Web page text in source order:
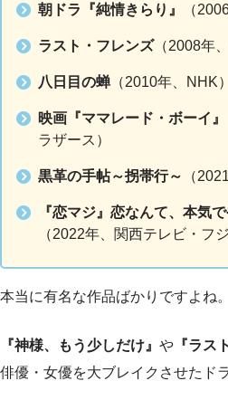
朝ドラ『純情きらり』 （
ラスト・フレンズ（2008年
八日目の蝉（2010年、NHK）
映画『ママレード・ボーイ』
ラザース）
黒革の手帖～拐帯行～ （
『恋マジ』恋なんて、本気
（2022年、関西テレビ・フ
本当に有名な作品ばかりですよね。
『神様、もう少しだけ』 や 『ラス
俳優・女優を大ブレイクさせたド